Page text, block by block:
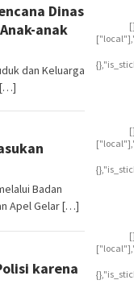
Dinas
anak
dan Keluarga
[…]
Badan
Apel Gelar […]
karena